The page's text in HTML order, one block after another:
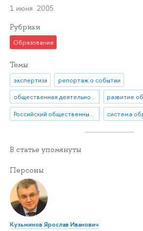
1 июня 2005
Рубрики
Образование
Темы
экспертиза
репортаж о событии
общественная деятельность
развитие
Российский общественный совет по развитию образования (РОСРО)
система
В статье упомянуты
Персоны
Кузьминов Ярослав Иванович